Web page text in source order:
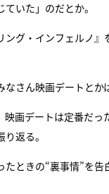
いた」のだとか。
グ・インフェルノ
さん映画デートとか
画デートは定番だ
返る。
ときの“裏事情”を告